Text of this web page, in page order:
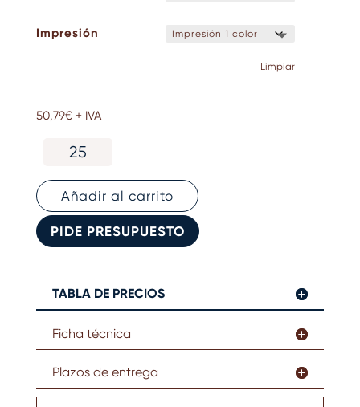
Impresión
Limpiar
50,79€ + IVA
HAY
Multi
Laptop
Añadir al carrito
PIDE PRESUPUESTO
TABLA DE PRECIOS
Ficha técnica
Plazos de entrega